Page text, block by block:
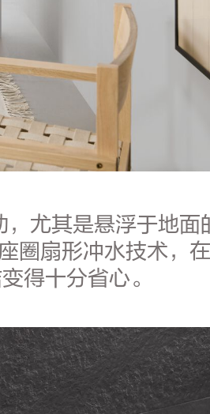
尤其是悬浮于地面
圈扇形冲水技术，
得十分省心。